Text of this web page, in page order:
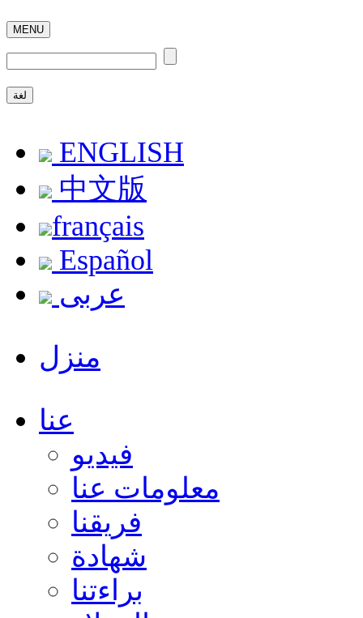
MENU
لغة
ENGLISH
中文版
français
Español
عربى
منزل
عنا
فيديو
معلومات عنا
فريقنا
شهادة
براءتنا